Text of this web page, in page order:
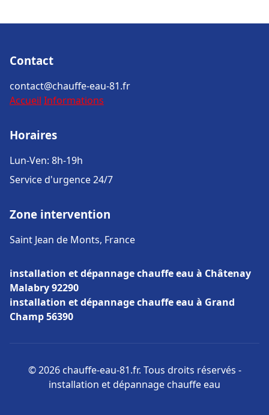
Contact
contact@chauffe-eau-81.fr
Accueil Informations
Horaires
Lun-Ven: 8h-19h
Service d'urgence 24/7
Zone intervention
Saint Jean de Monts, France
installation et dépannage chauffe eau à Châtenay
Malabry 92290
installation et dépannage chauffe eau à Grand
Champ 56390
© 2026 chauffe-eau-81.fr. Tous droits réservés -
installation et dépannage chauffe eau